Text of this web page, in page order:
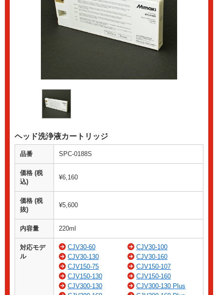
ヘッド洗浄液カートリッジ
品番 SPC-0188S
価格 (税
込)
¥6,160
価格 (税
抜)
¥5,600
内容量 220ml
対応モデ
ル
CJV30-60
CJV30-100
CJV30-130
CJV30-160
CJV150-75
CJV150-107
CJV150-130
CJV150-160
CJV300-130
CJV300-130 Plus